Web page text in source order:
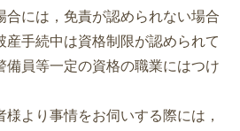
合には，免責が認められない場合
産手続中は資格制限が認められて
備員等一定の資格の職業にはつけ
より事情をお伺いする際には，